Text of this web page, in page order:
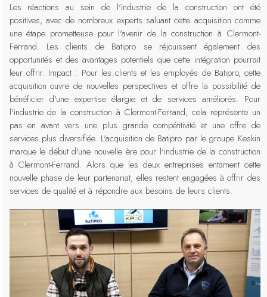
Les réactions au sein de l'industrie de la construction ont été
positives, avec de nombreux experts saluant cette acquisition comme
une étape prometteuse pour l'avenir de la construction à Clermont-
Ferrand. Les clients de Batipro se réjouissent également des
opportunités et des avantages potentiels que cette intégration pourrait
leur offrir. Impact : Pour les clients et les employés de Batipro, cette
acquisition ouvre de nouvelles perspectives et offre la possibilité de
bénéficier d'une expertise élargie et de services améliorés. Pour
l'industrie de la construction à Clermont-Ferrand, cela représente un
pas en avant vers une plus grande compétitivité et une offre de
services plus diversifiée. L'acquisition de Batipro par le groupe Keskin
marque le début d'une nouvelle ère pour l'industrie de la construction
à Clermont-Ferrand. Alors que les deux entreprises entament cette
nouvelle phase de leur partenariat, elles restent engagées à offrir des
services de qualité et à répondre aux besoins de leurs clients.